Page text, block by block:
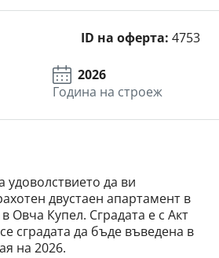
ID на оферта: 4753
2026
Година на строеж
удоволствието да ви
двустаен апартамент в
Овча Купел. Сградата е с Акт
сградата да бъде въведена в
на 2026.